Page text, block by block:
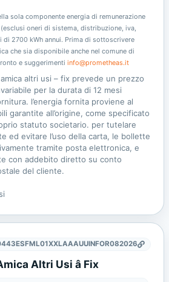
sola componente energia di remunerazione
oneri di sistema, distribuzione, iva,
2700 kWh annui. Prima di sottoscrivere
che sia disponibile anche nel comune di
e suggerimenti info@prometheas.it
altri usi – fix prevede un prezzo
per la durata di 12 mesi
l’energia fornita proviene al
garantite all’origine, come specificato
statuto societario. per tutelare
ed evitare l’uso della carta, le bollette
tramite posta elettronica, e
con addebito diretto su conto
del cliente.
Altri Usi â Fix